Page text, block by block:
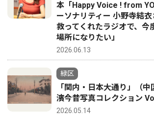
本「Happy Voice ! from
ーソナリティー 小野寺結
救ってくれたラジオで、今
場所になりたい」
2026.06.13
緑区
「関内・日本大通り」（
濱今昔写真コレクション
2026.05.14